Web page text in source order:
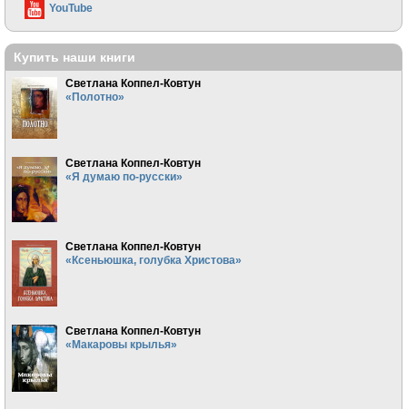
YouTube
Купить наши книги
Светлана Коппел-Ковтун
«Полотно»
Светлана Коппел-Ковтун
«Я думаю по-русски»
Светлана Коппел-Ковтун
«Ксеньюшка, голубка Христова»
Светлана Коппел-Ковтун
«Макаровы крылья»